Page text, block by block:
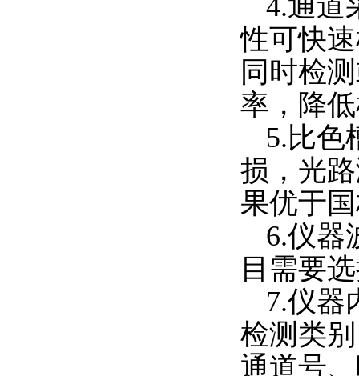
4.通道
性可快
同时检
率，降
5. 比色
损，光
果优于
6.仪器
目需要
7.仪器
检测类
通道号